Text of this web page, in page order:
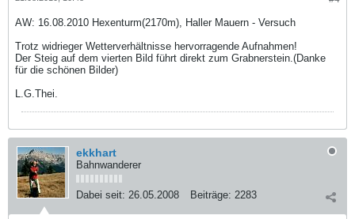
AW: 16.08.2010 Hexenturm(2170m), Haller Mauern - Versuch
Trotz widrieger Wetterverhältnisse hervorragende Aufnahmen!
Der Steig auf dem vierten Bild führt direkt zum Grabnerstein.(Danke
für die schönen Bilder)
L.G.Thei.
ekkhart
Bahnwanderer
Dabei seit: 26.05.2008 Beiträge: 2283